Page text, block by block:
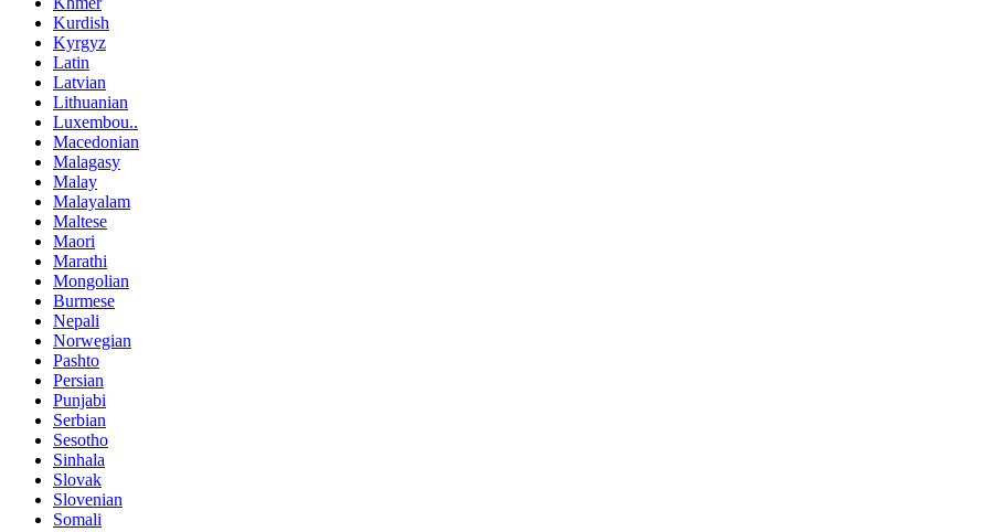
Kurdish
Kyrgyz
Latin
Latvian
Lithuanian
Luxembou..
Macedonian
Malagasy
Malay
Malayalam
Maltese
Maori
Marathi
Mongolian
Burmese
Nepali
Norwegian
Pashto
Persian
Punjabi
Serbian
Sesotho
Sinhala
Slovak
Slovenian
Somali